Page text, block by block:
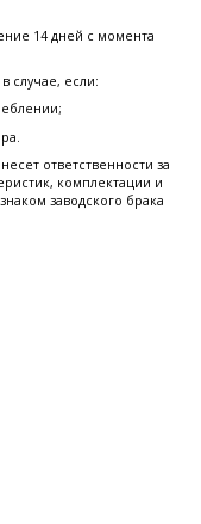
14 дней с момента
случае, если:
ответственности за
комплектации и
заводского брака